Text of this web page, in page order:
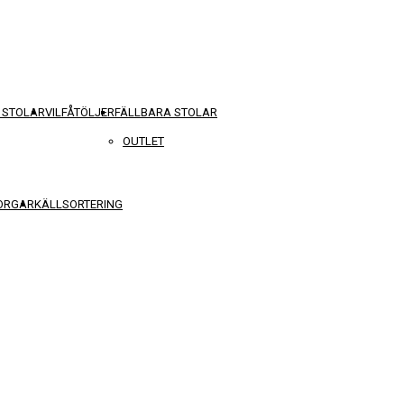
VILFÅTÖLJERFÄLLBARA STOLAR
KÄLLSORTERING
OUTLET